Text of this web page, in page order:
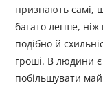
признають самі,
багато легше,
подібно й
гроші. В людини
побільшувати